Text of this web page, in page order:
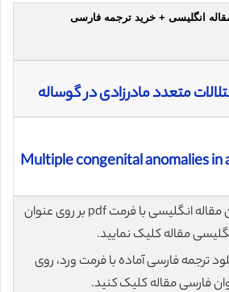
مقاله انگلیسی + خرید ترجمه فارسی
متعدد مادرزادی در گوساله
Multiple congenital anomalies in
برای دانلود رایگان مقاله انگلیسی با فرمت pdf بر روی عنوان
مقاله کلیک نمایید.
ترجمه فارسی آماده با فرمت ورد، روی
فارسی مقاله کلیک کنید.